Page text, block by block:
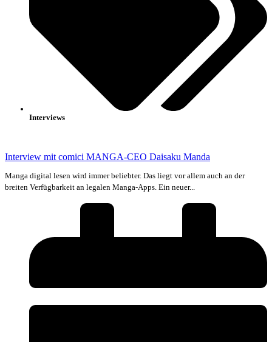
Interviews
Interview mit comici MANGA-CEO Daisaku Manda
Manga digital lesen wird immer beliebter. Das liegt vor allem auch an der
breiten Verfügbarkeit an legalen Manga-Apps. Ein neuer...